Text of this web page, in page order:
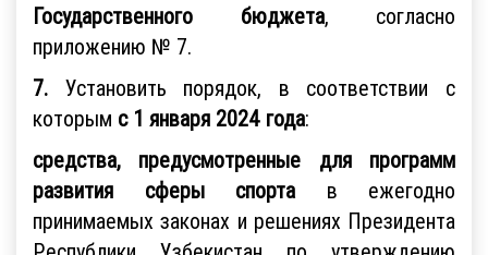
Государственного бюджета, согласно
приложению № 7.
7. Установить порядок, в соответствии с
которым с 1 января 2024 года:
средства, предусмотренные для программ
развития сферы спорта в ежегодно
принимаемых законах и решениях Президента